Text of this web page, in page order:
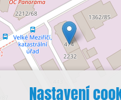
Nastavení